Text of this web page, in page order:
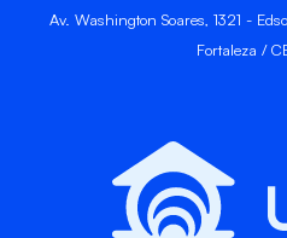
Av. Washington Soares, 1321 -
Fortaleza /